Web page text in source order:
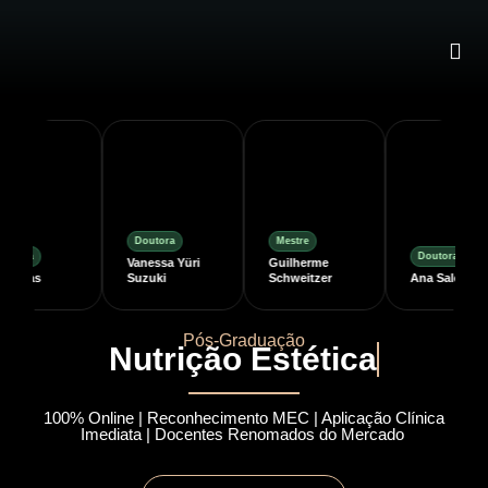
Pós-Graduação
Nutrição Estética
100% Online | Reconhecimento MEC | Aplicação Clínica
Imediata | Docentes Renomados do Mercado
Doutora
Vanessa Yüri
Suzuki
Mestre
Guilherme
Schweitzer
Doutora
Ana Salomon